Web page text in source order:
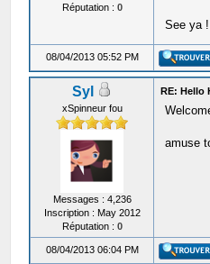
Réputation : 0
See ya !
08/04/2013 05:52 PM
Syl
xSpinneur fou
Messages : 4,236
Inscription : May 2012
Réputation : 0
RE: Hello
amuse
08/04/2013 06:04 PM